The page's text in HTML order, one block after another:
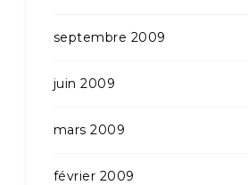
septembre 2009
juin 2009
mars 2009
février 2009